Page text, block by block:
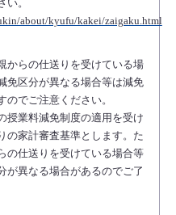
い。
about/kyufu/kakei/zaigaku.html
からの仕送りを受けている場
免区分が異なる場合等は減免
でご注意ください。
授業料減免制度の適用を受け
の家計審査基準とします。た
の仕送りを受けている場合等
が異なる場合があるのでご了